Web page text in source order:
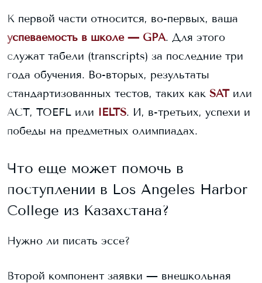
К первой части относится, во-первых, ваша
успеваемость в школе — GPA. Для этого
служат табели (transcripts) за последние три
года обучения. Во-вторых, результаты
стандартизованных тестов, таких как SAT или
ACT, TOEFL или IELTS. И, в-третьих, успехи и
победы на предметных олимпиадах.
Что еще может помочь в
поступлении в Los Angeles Harbor
College из Казахстана?
Нужно ли писать эссе?
Второй компонент заявки — внешкольная